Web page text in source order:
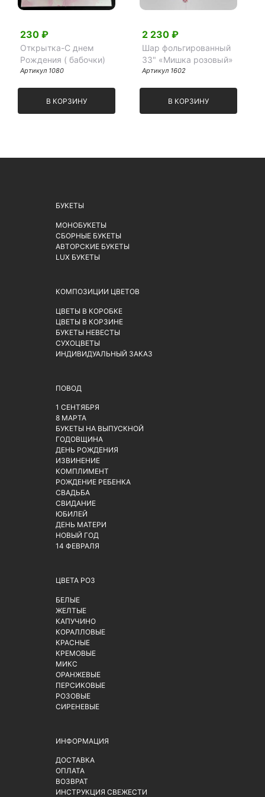
230 ₽
Открытка-С днем
Рождения ( бабочки)
Артикул 1080
В КОРЗИНУ
2 230 ₽
Шар фольгированный
33" «Мишка розовый»
Артикул 1602
В КОРЗИНУ
БУКЕТЫ
МОНОБУКЕТЫ
СБОРНЫЕ БУКЕТЫ
АВТОРСКИЕ БУКЕТЫ
LUX БУКЕТЫ
КОМПОЗИЦИИ ЦВЕТОВ
ЦВЕТЫ В КОРОБКЕ
ЦВЕТЫ В КОРЗИНЕ
БУКЕТЫ НЕВЕСТЫ
СУХОЦВЕТЫ
ИНДИВИДУАЛЬНЫЙ ЗАКАЗ
ПОВОД
1 СЕНТЯБРЯ
8 МАРТА
БУКЕТЫ НА ВЫПУСКНОЙ
ГОДОВЩИНА
ДЕНЬ РОЖДЕНИЯ
ИЗВИНЕНИЕ
КОМПЛИМЕНТ
РОЖДЕНИЕ РЕБЕНКА
СВАДЬБА
СВИДАНИЕ
ЮБИЛЕЙ
ДЕНЬ МАТЕРИ
НОВЫЙ ГОД
14 ФЕВРАЛЯ
ЦВЕТА РОЗ
БЕЛЫЕ
ЖЕЛТЫЕ
КАПУЧИНО
КОРАЛЛОВЫЕ
КРАСНЫЕ
КРЕМОВЫЕ
МИКС
ОРАНЖЕВЫЕ
ПЕРСИКОВЫЕ
РОЗОВЫЕ
СИРЕНЕВЫЕ
ИНФОРМАЦИЯ
ДОСТАВКА
ОПЛАТА
ВОЗВРАТ
ИНСТРУКЦИЯ СВЕЖЕСТИ